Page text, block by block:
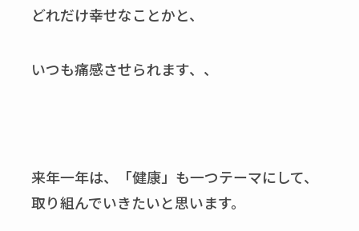
どれだけ幸せなことかと、
いつも痛感させられます、、
来年一年は、「健康」も一つテーマにして、
取り組んでいきたいと思います。